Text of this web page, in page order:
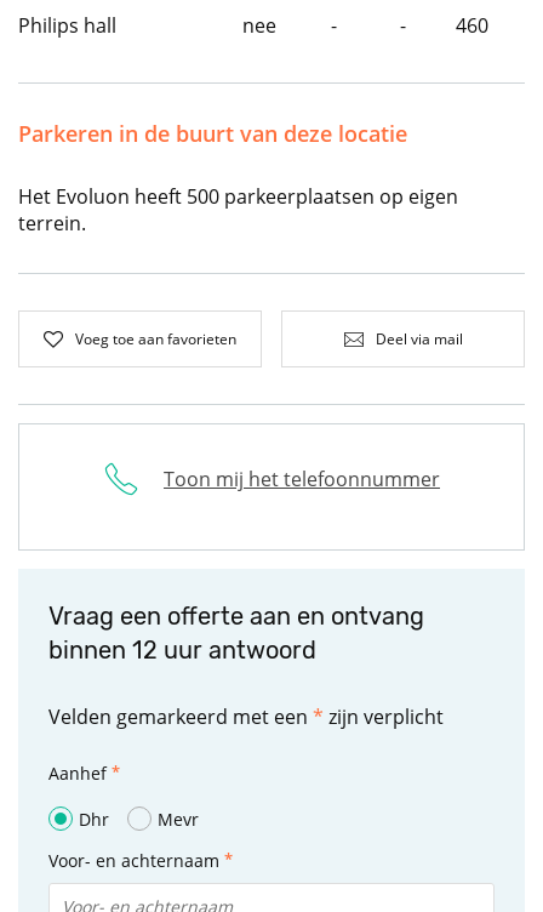
Philips hall
nee - - 460
Parkeren in de buurt van deze locatie
Het Evoluon heeft 500 parkeerplaatsen op eigen
terrein.
Voeg toe aan favorieten Deel via mail
Toon mij het telefoonnummer
Vraag een offerte aan en ontvang
binnen 12 uur antwoord
Velden gemarkeerd met een * zijn verplicht
Aanhef
Dhr
Mevr
Voor- en achternaam